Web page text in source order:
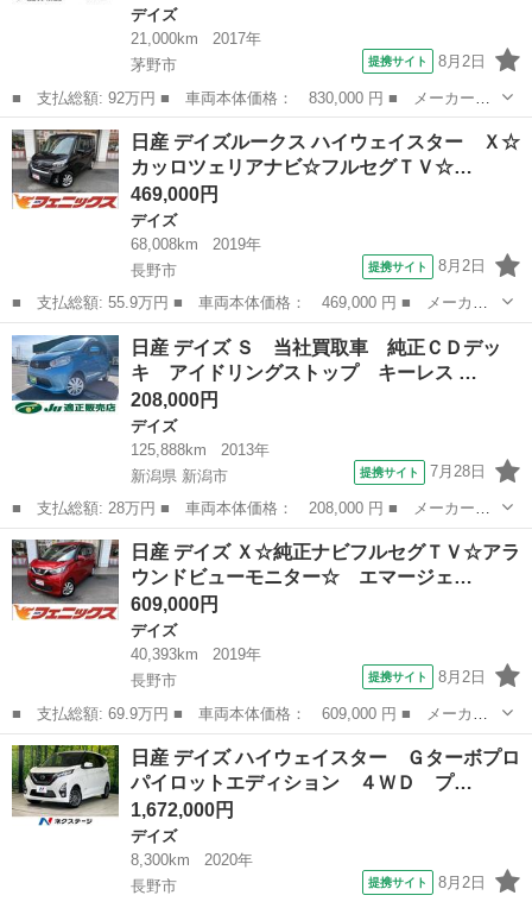
デイズ
21,000km
2017年
茅野市
提携サイト 8月2日
■ 支払総額: 92万円 ■ 車両本体価格： 830,000 円 ■ メーカー
名： 日産 ■ 車種名： デイズ ■ グレード名： ボレロ Ｘ ナ
ビ 衝突被害軽減システム スマートキー ベンチシート ＣＶＴ
盗難防止システム...
長野 茅野市 デイズ
日産 デイズルークス ハイウェイスター Ｘ☆
カッロツェリアナビ☆フルセグＴＶ☆…
469,000円
デイズ
68,008km
2019年
長野市
提携サイト 8月2日
■ 支払総額: 55.9万円 ■ 車両本体価格： 469,000 円 ■ メーカー
名： 日産 ■ 車種名： デイズルークス ■ グレード名： ハイウ
ェイスター Ｘ☆カッロツェリアナビ☆フルセグＴＶ☆ Ｂｌｕｅｔ
ｏｏｔｈ☆ア...
長野 長野市 デイズ
日産 デイズ Ｓ 当社買取車 純正ＣＤデッ
キ アイドリングストップ キーレス …
208,000円
デイズ
125,888km
2013年
新潟県 新潟市
提携サイト 7月28日
■ 支払総額: 28万円 ■ 車両本体価格： 208,000 円 ■ メーカー
名： 日産 ■ 車種名： デイズ ■ グレード名： Ｓ 当社買取
車 純正ＣＤデッキ アイドリングストップ キーレス ■ 排気
量： 660cc ■...
新潟 新潟市 デイズ
日産 デイズ Ｘ☆純正ナビフルセグＴＶ☆アラ
ウンドビューモニター☆ エマージェ…
609,000円
デイズ
40,393km
2019年
長野市
提携サイト 8月2日
■ 支払総額: 69.9万円 ■ 車両本体価格： 609,000 円 ■ メーカー
名： 日産 ■ 車種名： デイズ ■ グレード名： Ｘ☆純正ナビフ
ルセグＴＶ☆アラウンドビューモニター☆ エマージェンシーブレー
キ☆ミラーウ...
長野 長野市 デイズ
日産 デイズ ハイウェイスター Ｇターボプロ
パイロットエディション ４ＷＤ プ…
1,672,000円
デイズ
8,300km
2020年
長野市
提携サイト 8月2日